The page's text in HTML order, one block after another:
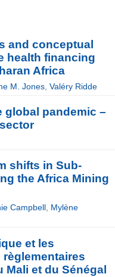
and conceptual
health financing
Africa
M. Jones ,Valéry Ridde
global pandemic –
shifts in Sub-
the Africa Mining
Campbell Mylène
et les
Mali et du Sénégal